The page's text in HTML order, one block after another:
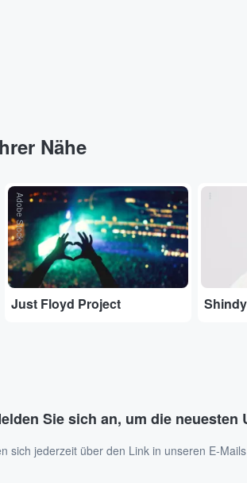
Nähe
Adobe Stock
Just Floyd Project Shindy
Sie sich an, um die
sich jederzeit über den Link in unseren E-